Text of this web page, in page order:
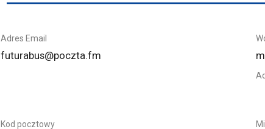
Adres Email
futurabus@poczta.fm
Kod pocztowy